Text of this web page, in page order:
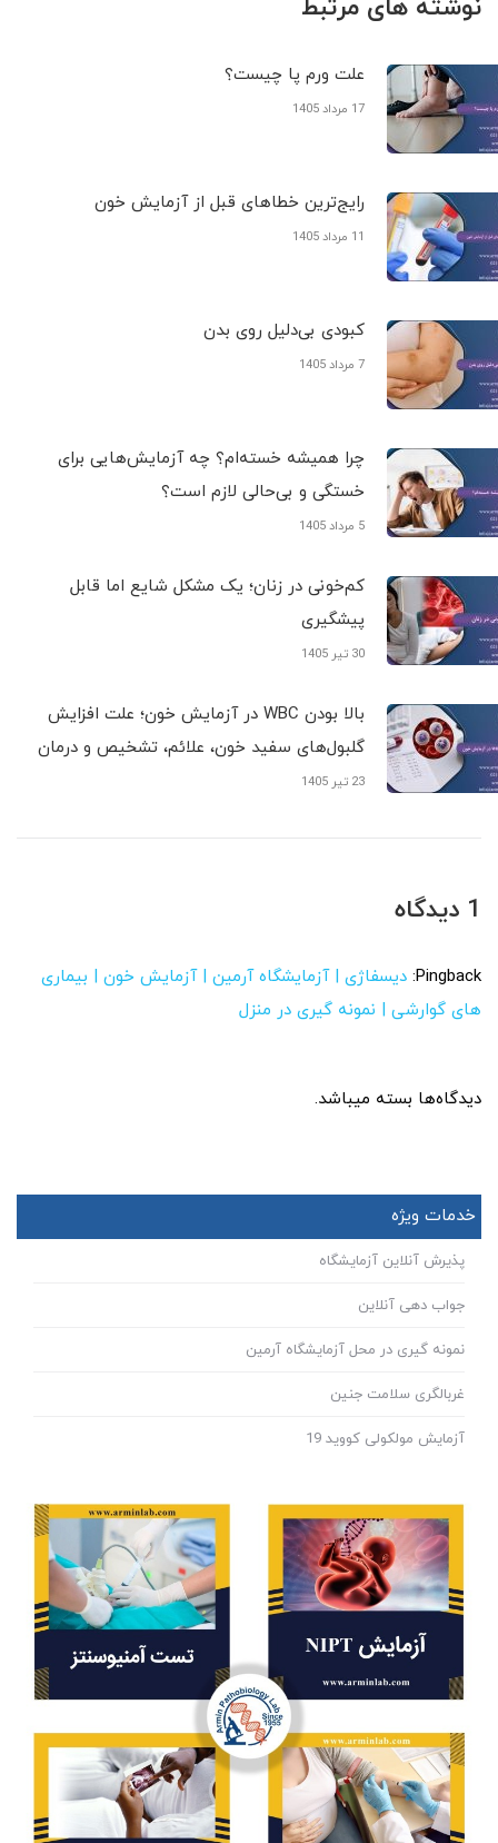
نوشته های مرتبط
علت ورم پا چیست؟
17 مرداد 1405
رایج‌ترین خطاهای قبل از آزمایش خون
11 مرداد 1405
کبودی‌ بی‌دلیل روی بدن
7 مرداد 1405
چرا همیشه خسته‌ام؟ چه آزمایش‌هایی برای
خستگی و بی‌حالی لازم است؟
5 مرداد 1405
کم‌خونی در زنان؛ یک مشکل شایع اما قابل
پیشگیری
30 تیر 1405
بالا بودن WBC در آزمایش خون؛ علت افزایش
گلبول‌های سفید خون، علائم، تشخیص و درمان
23 تیر 1405
1 دیدگاه
Pingback: دیسفاژی | آزمایشگاه آرمین | آزمایش خون | بیماری
های گوارشی | نمونه گیری در منزل
دیدگاه‌ها بسته میباشد.
خدمات ویژه
پذیرش آنلاین آزمایشگاه
جواب دهی آنلاین
نمونه گیری در محل آزمایشگاه آرمین
غربالگری سلامت جنین
آزمایش مولکولی کووید 19